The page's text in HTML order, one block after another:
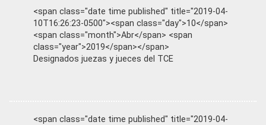
<span class="date time published" title="2019-04-
10T16:26:23-0500"><span class="day">10</span>
<span class="month">Abr</span> <span
class="year">2019</span></span>
Designados juezas y jueces del TCE
<span class="date time published" title="2019-04-